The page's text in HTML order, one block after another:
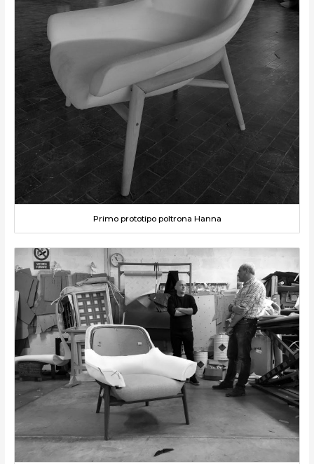
Primo prototipo poltrona Hanna